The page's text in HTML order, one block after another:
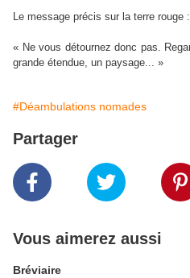
Le message précis sur la terre rouge :
« Ne vous détournez donc pas.
grande étendue, un paysage... »
#Déambulations nomades
Partager
Vous aimerez aussi
Bréviaire